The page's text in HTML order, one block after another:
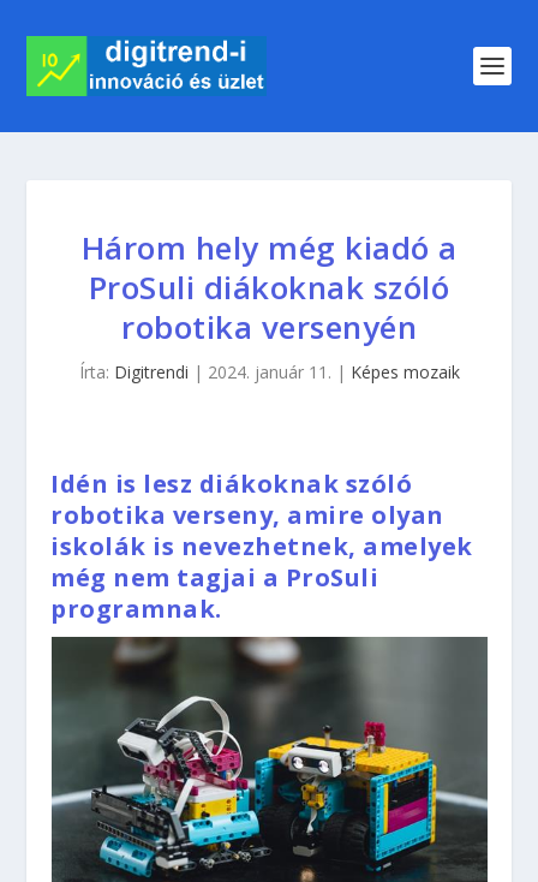
Három hely még kiadó a
ProSuli diákoknak szóló
robotika versenyén
Írta: Digitrendi | 2024. január 11. | Képes mozaik
Idén is lesz diákoknak szóló
robotika verseny, amire olyan
iskolák is nevezhetnek, amelyek
még nem tagjai a ProSuli
programnak.